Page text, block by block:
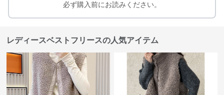
必ず購入前にお読みください。
レディースベストフリースの人気アイテム